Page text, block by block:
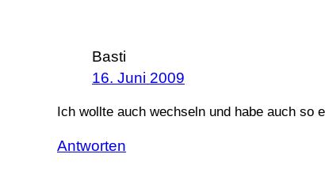
Basti
16. Juni 2009
Ich wollte auch wechseln und habe auch so
Antworten